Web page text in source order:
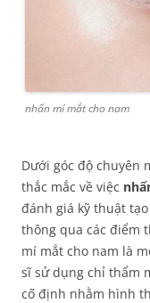
nhấn mí mắt cho nam
Dưới góc độ chuyên
thắc mắc về việc
đánh giá kỹ thuật
thông qua các điểm
mí mắt cho nam là
sĩ sử dụng chỉ thẩm
cố định nhằm hình